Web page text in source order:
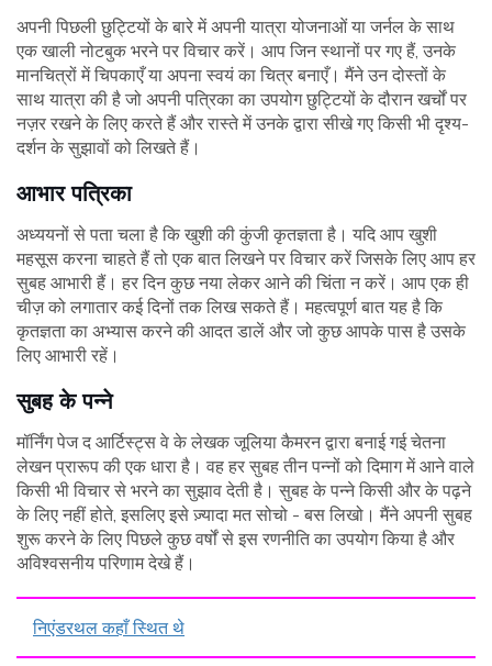
अपनी पिछली छुट्टियों के बारे में अपनी यात्रा योजनाओं या जर्नल के साथ
एक खाली नोटबुक भरने पर विचार करें। आप जिन स्थानों पर गए हैं, उनके
मानचित्रों में चिपकाएँ या अपना स्वयं का चित्र बनाएँ। मैंने उन दोस्तों के
साथ यात्रा की है जो अपनी पत्रिका का उपयोग छुट्टियों के दौरान खर्चों पर
नज़र रखने के लिए करते हैं और रास्ते में उनके द्वारा सीखे गए किसी भी दृश्य-
दर्शन के सुझावों को लिखते हैं।
आभार पत्रिका
अध्ययनों से पता चला है कि खुशी की कुंजी कृतज्ञता है। यदि आप खुशी
महसूस करना चाहते हैं तो एक बात लिखने पर विचार करें जिसके लिए आप हर
सुबह आभारी हैं। हर दिन कुछ नया लेकर आने की चिंता न करें। आप एक ही
चीज़ को लगातार कई दिनों तक लिख सकते हैं। महत्वपूर्ण बात यह है कि
कृतज्ञता का अभ्यास करने की आदत डालें और जो कुछ आपके पास है उसके
लिए आभारी रहें।
सुबह के पन्ने
मॉर्निंग पेज द आर्टिस्ट्स वे के लेखक जूलिया कैमरन द्वारा बनाई गई चेतना
लेखन प्रारूप की एक धारा है। वह हर सुबह तीन पन्नों को दिमाग में आने वाले
किसी भी विचार से भरने का सुझाव देती है। सुबह के पन्ने किसी और के पढ़ने
के लिए नहीं होते, इसलिए इसे ज़्यादा मत सोचो - बस लिखो। मैंने अपनी सुबह
शुरू करने के लिए पिछले कुछ वर्षों से इस रणनीति का उपयोग किया है और
अविश्वसनीय परिणाम देखे हैं।
निएंडरथल कहाँ स्थित थे